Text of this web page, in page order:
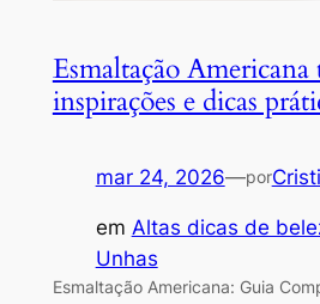
Esmaltação Americana
inspirações e dicas
mar 24, 2026—por
em Altas dicas de
Unhas
Esmaltação Americana: Guia